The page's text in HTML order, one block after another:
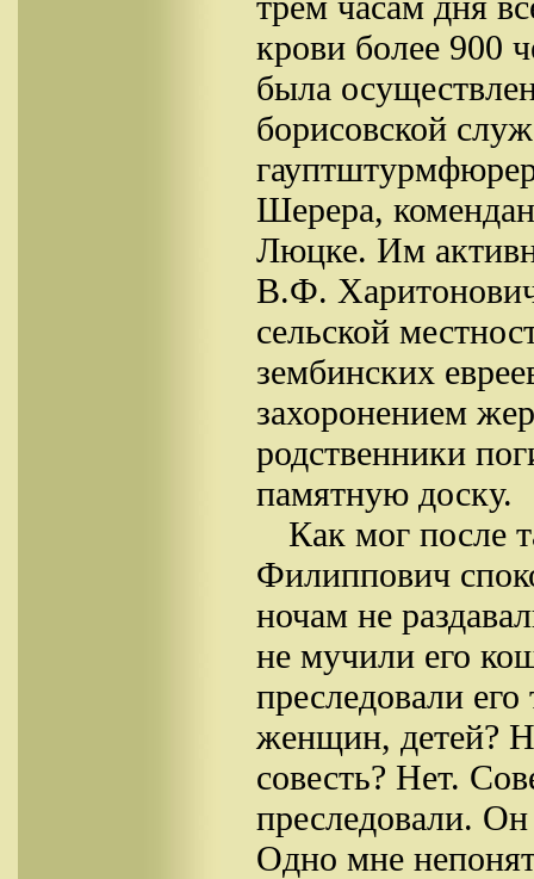
крови более 900
была
борисовской
Шерера,
Люцке. Им
В.Ф.
сельской
зембинских
захоронением
родственники
памятную доску.
Как мог после
Филиппович
ночам не
не мучили его
преследовали
женщин, детей?
совесть? Нет.
преследовали.
Одно мне